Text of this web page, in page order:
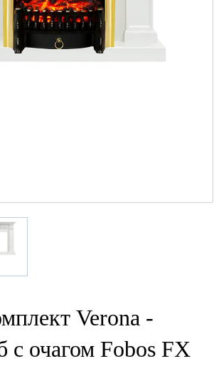
Verona -
с очагом Fobos FX